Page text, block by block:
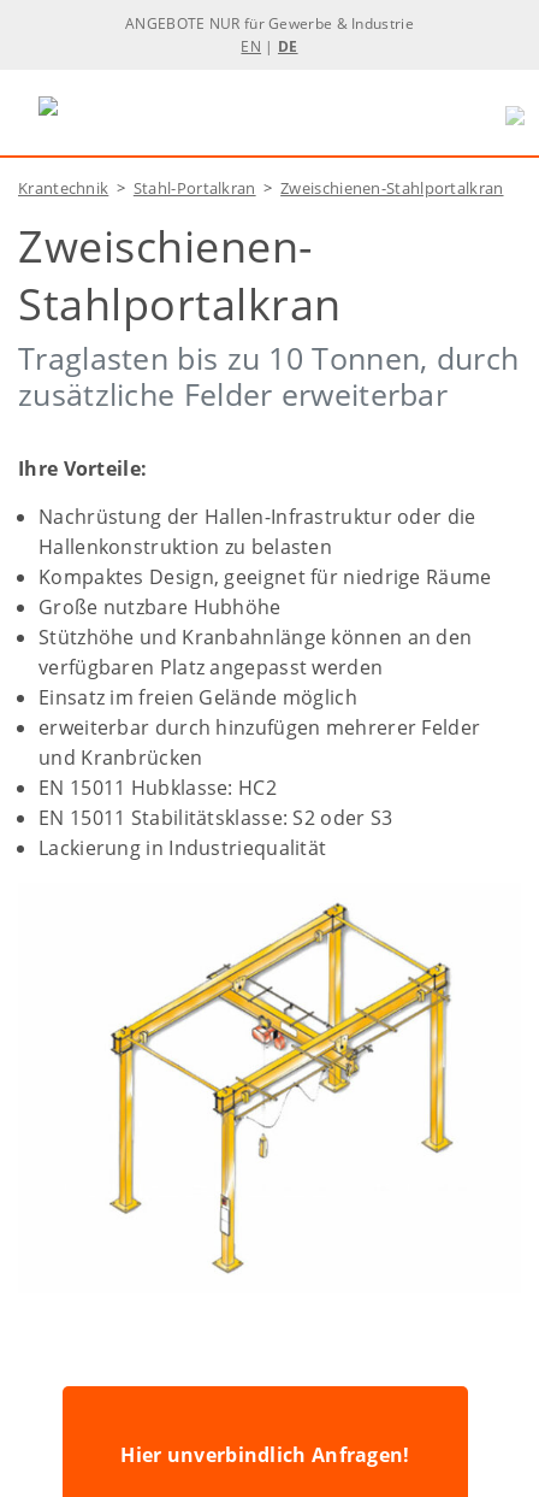
ANGEBOTE NUR für Gewerbe & Industrie
EN | DE
Krantechnik > Stahl-Portalkran >Zweischienen-Stahlportalkran
Zweischienen-
Stahlportalkran
Traglasten bis zu 10 Tonnen, durch
zusätzliche Felder erweiterbar
Ihre Vorteile:
Nachrüstung der Hallen-Infrastruktur oder die
Hallenkonstruktion zu belasten
Kompaktes Design, geeignet für niedrige Räume
Große nutzbare Hubhöhe
Stützhöhe und Kranbahnlänge können an den
verfügbaren Platz angepasst werden
Einsatz im freien Gelände möglich
erweiterbar durch hinzufügen mehrerer Felder
und Kranbrücken
EN 15011 Hubklasse: HC2
EN 15011 Stabilitätsklasse: S2 oder S3
Lackierung in Industriequalität
Hier unverbindlich Anfragen!